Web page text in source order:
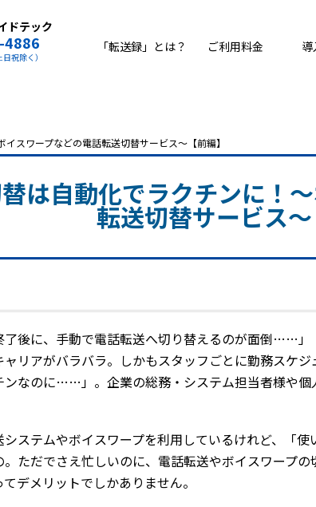
ドテック
4886
祝除く）
「転送録」とは？ ご利用料金 導
スワープなどの電話転送切替サービス～【前編】
は自動化でラクチンに！
転送切替サービス～
了後に、手動で電話転送へ切り替えるのが面倒……」
リアがバラバラ。しかもスタッフごとに勤務スケ
なのに……」――。企業の総務・システム担当者様や
ステムやボイスワープを利用しているけれど、「
ただでさえ忙しいのに、電話転送やボイスワープの
デメリットでしかありません。